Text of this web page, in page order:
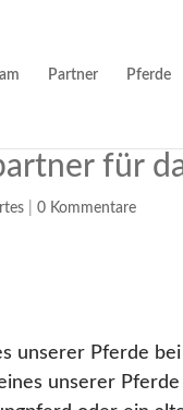
Partner Pferde
für
|0 Kommentare
unserer Pferde
unserer